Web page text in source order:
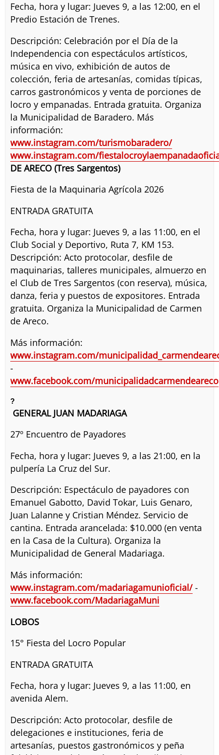
Fecha, hora y lugar: Jueves 9, a las 12:00, en el
Predio Estación de Trenes.
Descripción: Celebración por el Día de la
Independencia con espectáculos artísticos,
música en vivo, exhibición de autos de
colección, feria de artesanías, comidas típicas,
carros gastronómicos y venta de porciones de
locro y empanadas. Entrada gratuita. Organiza
la Municipalidad de Baradero. Más
información:
www.instagram.com/turismobaradero/
www.instagram.com/
DE ARECO (Tres Sargentos)
Fiesta de la Maquinaria Agrícola 2026
ENTRADA GRATUITA
Fecha, hora y lugar: Jueves 9, a las 11:00, en el
Club Social y Deportivo, Ruta 7, KM 153.
Descripción: Acto protocolar, desfile de
maquinarias, talleres municipales, almuerzo en
el Club de Tres Sargentos (con reserva), música,
danza, feria y puestos de expositores. Entrada
gratuita. Organiza la Municipalidad de Carmen
de Areco.
Más información:
www.instagram.com/
-
www.facebook.com/municipalidadcarmendeareco
?
GENERAL JUAN MADARIAGA
27º Encuentro de Payadores
Fecha, hora y lugar: Jueves 9, a las 21:00, en la
pulpería La Cruz del Sur.
Descripción: Espectáculo de payadores con
Emanuel Gabotto, David Tokar, Luis Genaro,
Juan Lalanne y Cristian Méndez. Servicio de
cantina. Entrada arancelada: $10.000 (en venta
en la Casa de la Cultura). Organiza la
Municipalidad de General Madariaga.
Más información:
www.instagram.com/madariagamunioficial/-
www.facebook.com/MadariagaMuni
LOBOS
15° Fiesta del Locro Popular
ENTRADA GRATUITA
Fecha, hora y lugar: Jueves 9, a las 11:00, en
avenida Alem.
Descripción: Acto protocolar, desfile de
delegaciones e instituciones, feria de
artesanías, puestos gastronómicos y peña